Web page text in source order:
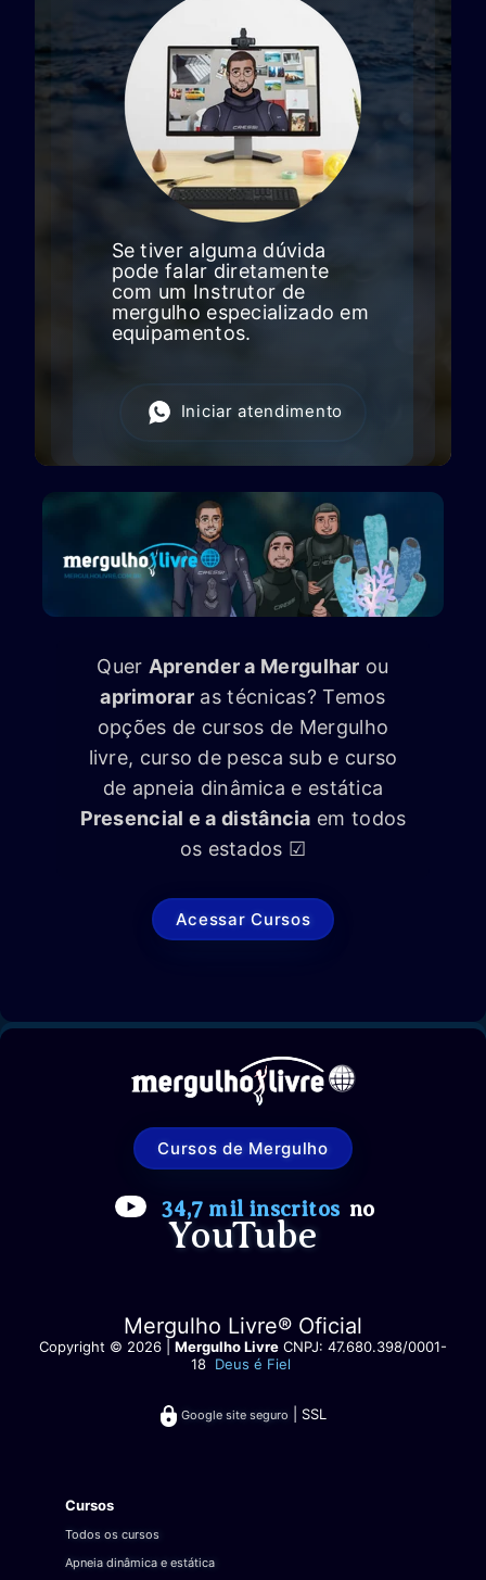
Se tiver alguma dúvida
pode falar diretamente
com um Instrutor de
mergulho especializado em
equipamentos.
Iniciar atendimento
Quer Aprender a Mergulhar ou
aprimorar as técnicas? Temos
opções de cursos de Mergulho
livre, curso de pesca sub e curso
de apneia dinâmica e estática
Presencial e a distância em todos
os estados ☑
Acessar Cursos
Cursos de Mergulho
34,7 mil inscritos no
YouTube
Mergulho Livre® Oficial
Copyright © 2026 | Mergulho Livre CNPJ: 47.680.398/0001-
18 Deus é Fiel
Google site seguro | SSL
Cursos
Todos os cursos
Apneia dinâmica e estática